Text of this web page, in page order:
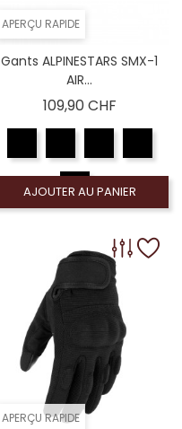
APERÇU RAPIDE
Gants ALPINESTARS SMX-1
AIR...
109,90 CHFPrix
AJOUTER AU PANIER
APERÇU RAPIDE